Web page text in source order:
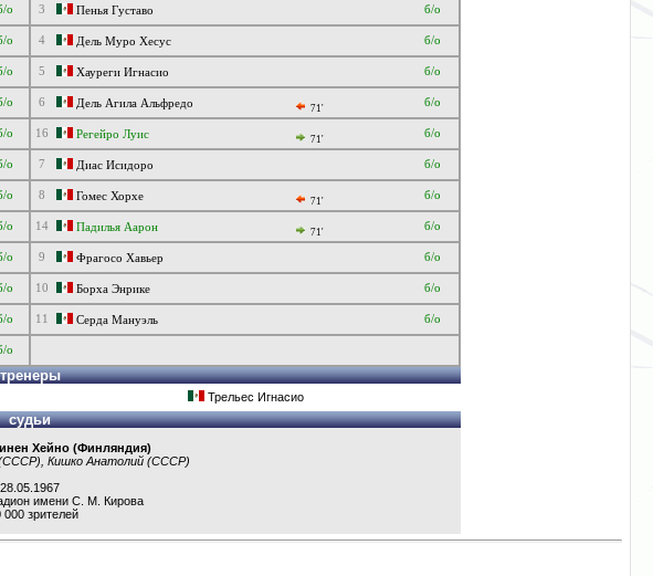
о
о
о
о
о
о
о
о
о
о
о
о
3 Пенья Густаво б/о
4 Дель Муро Хесус б/о
5 Хауреги Игнасио б/о
6 Дель Агила Альфредо 71' б/о
16 Регейро Луис 71' б/о
7 Диас Исидоро б/о
8 Гомес Хорхе 71' б/о
14 Падилья Аарон 71' б/о
9 Фрагосо Хавьер б/о
10 Борха Энрике б/о
11 Серда Мануэль б/о
тренеры
Трельес Игнасио
судьи
Хейно(Финляндия)
Кишко Анатолий (СССР)
28.05.1967
имени С. М. Кирова
000 зрителей